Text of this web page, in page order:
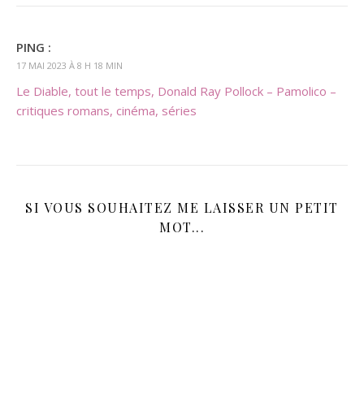
PING :
17 MAI 2023 À 8 H 18 MIN
Le Diable, tout le temps, Donald Ray Pollock – Pamolico –
critiques romans, cinéma, séries
SI VOUS SOUHAITEZ ME LAISSER UN PETIT
MOT...